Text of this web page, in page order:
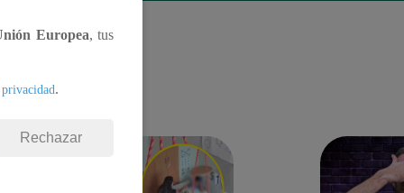
Europea, tus
.
Rechazar